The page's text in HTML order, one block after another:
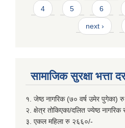
4 5 6
next ›
सामाजिक सुरक्षा भत्ता
१. जेष्ठ नागरिक (७० वर्ष उमेर पुगेका)
२. क्षेत्र तोकिएका/दलित ज्येष्ठ
३. एकल महिला रु २६६०/-